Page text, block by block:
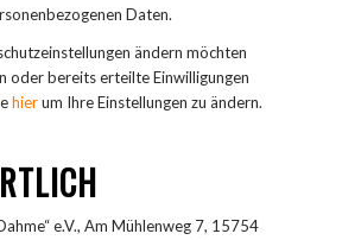
Daten.
ändern möchten
oder bereits erteilte Einwilligungen
hierum Ihre Einstellungen zu ändern.
e.V., Am Mühlenweg 7, 15754